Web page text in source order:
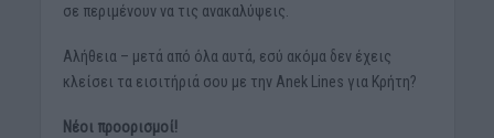
σε περιμένουν να τις ανακαλύψεις.
Αλήθεια – μετά από όλα αυτά, εσύ ακόμα δεν έχεις
κλείσει τα εισιτήριά σου με την Anek Lines για Κρήτη?
Νέοι προορισμοί!